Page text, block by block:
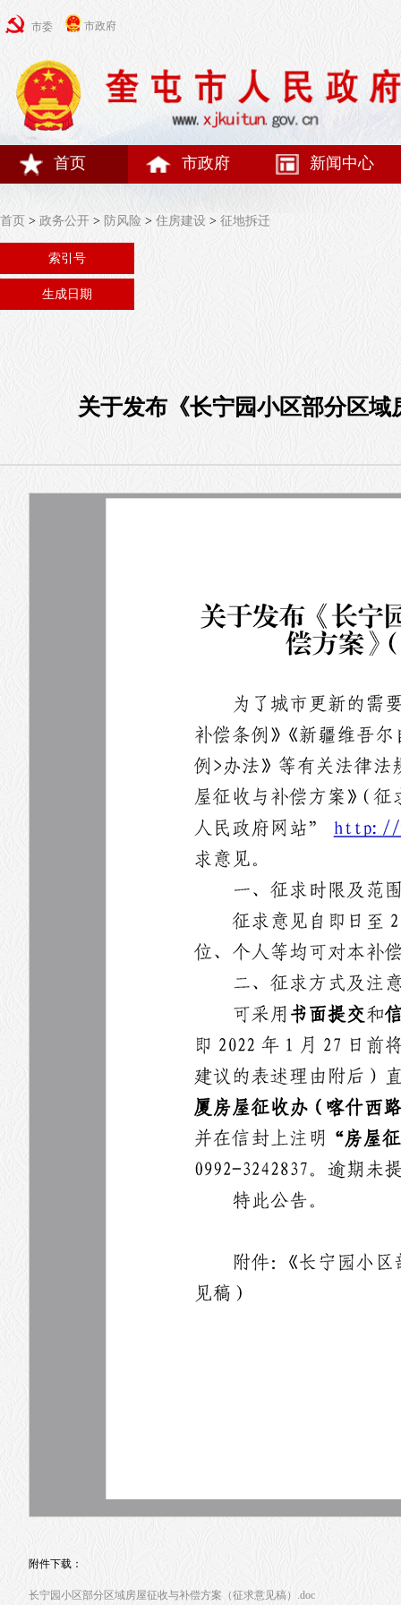
市委 市政府
首页 市政府 新闻中心
首页 > 政务公开 > 防风险 > 住房建设 > 征地拆迁
索引号
生成日期
关于发布《长宁园小区部分区
附件下载：
长宁园小区部分区域房屋征收与补偿方案（征求意见稿）.doc